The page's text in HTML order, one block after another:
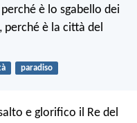
è lo sgabello dei
perché è la città del
paradiso
e glorifico il Re del